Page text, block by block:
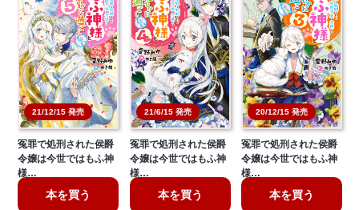
21/12/15 発売
冤罪で処刑された侯爵
令嬢は今世ではもふ神
様…
本を買う
21/6/15 発売
冤罪で処刑された侯爵
令嬢は今世ではもふ神
様…
本を買う
20/12/15 発売
冤罪で処刑された侯爵
令嬢は今世ではもふ神
様…
本を買う